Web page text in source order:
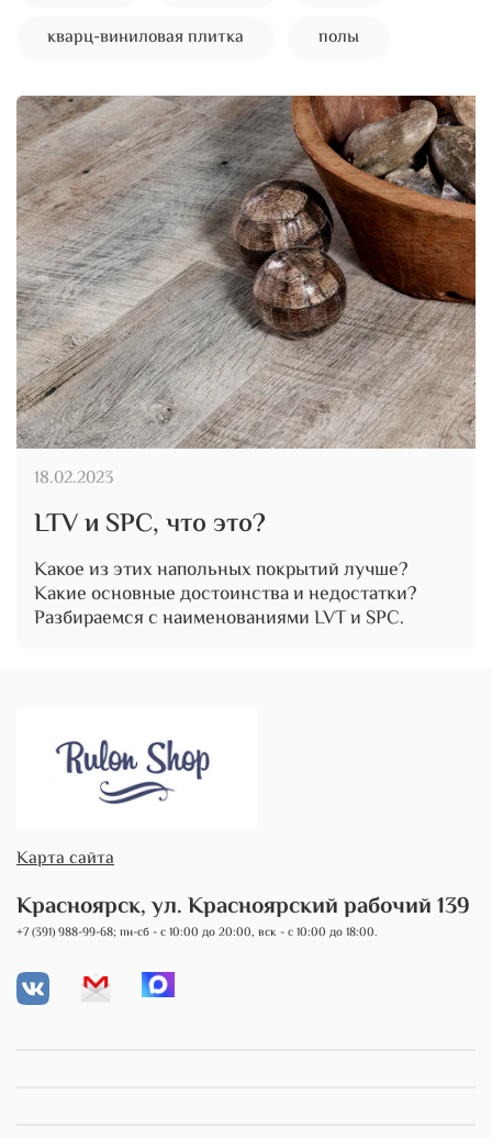
кварц-виниловая плитка
полы
LTV и SPC, что это?
Какое из этих напольных покрытий лучше?
Какие основные достоинства и недостатки?
Разбираемся с наименованиями LVT и SPC.
18.02.2023
Красноярск, ул. Красноярский рабочий 139
+7 (391) 988-99-68; пн-сб - с 10:00 до 20:00, вск - с 10:00 до 18:00.
Карта сайта